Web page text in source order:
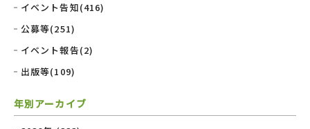
イベント告知(416)
公募等(251)
イベント報告(2)
出版等(109)
年別アーカイブ